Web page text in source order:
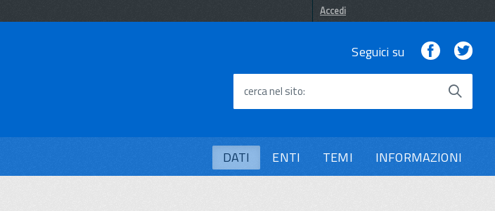
Accedi
Seguici su Facebook
cerca nel sito
DATI ENTI TEMI INFORMAZIONI